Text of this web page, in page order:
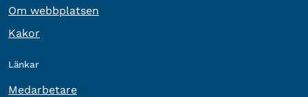
Om webbplatsen
Kakor
Länkar
Medarbetare